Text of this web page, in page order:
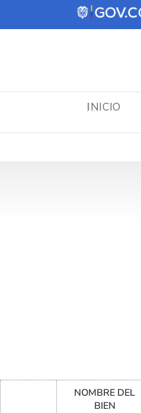
INICIO
NOMBRE DEL
BIEN